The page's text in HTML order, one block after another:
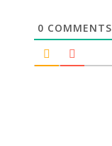
0 COMMENTS